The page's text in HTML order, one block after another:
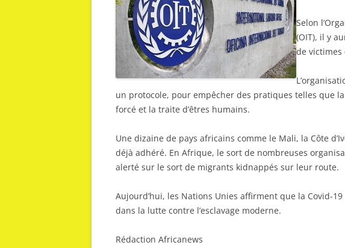
Selon
(OIT), il y
de victimes
un protocole, pour empêcher des pratiques telles que
forcé et la traite d’êtres humains.
Une dizaine de pays africains comme le Mali, la Côte
déjà adhéré. En Afrique, le sort de nombreuses
alerté sur le sort de migrants kidnappés sur leur route.
Aujourd’hui, les Nations Unies affirment que la Covid-
dans la lutte contre l’esclavage moderne.
Rédaction Africanews